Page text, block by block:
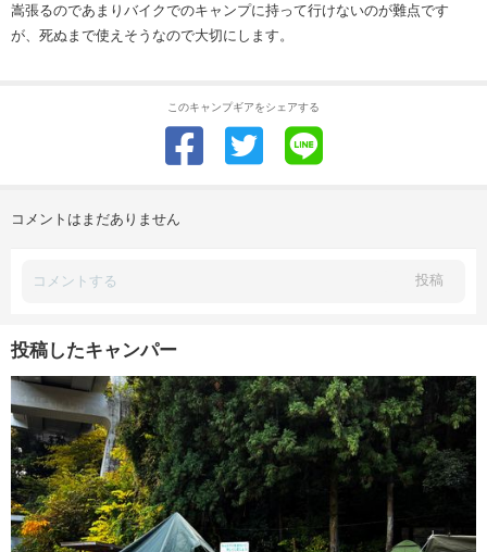
嵩張るのであまりバイクでのキャンプに持って行けないのが難点です
が、死ぬまで使えそうなので大切にします。
このキャンプギアをシェアする
コメントはまだありません
投稿
投稿したキャンパー